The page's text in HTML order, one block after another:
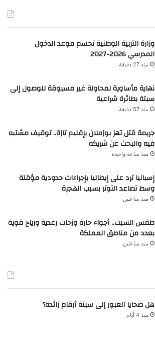
وزارة التربية الوطنية تحسم موعد الدخول
المدرسي 2026-2027
منذ 27 دقيقة
نهاية مأساوية لمحاولة غير مسبوقة للوصول إلى
سبتة بطائرة شراعية
منذ 57 دقيقة
جريمة قتل تهز بوزملان بإقليم تازة.. توقيف مشتبه
فيه والبحث عن شريكه
منذ ساعة واحدة
إسبانيا ترد على إيطاليا بإجراءات حدودية مؤقتة
وسط تصاعد التوتر بسبب الهجرة
منذ ساعتين
طقس السبت.. أجواء حارة وزخات رعدية ورياح قوية
بعدد من مناطق المملكة
منذ ساعتين
هل ضحايا العبور إلى سبتة أرقام زائدة؟
منذ 4 أيام